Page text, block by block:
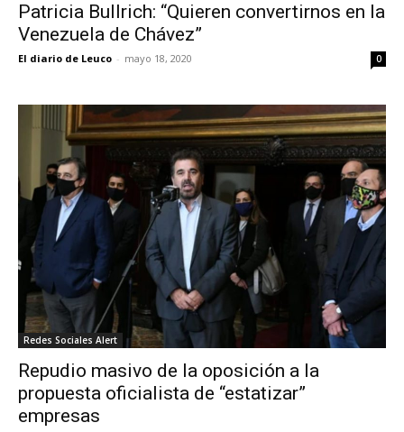
Patricia Bullrich: “Quieren convertirnos en la
Venezuela de Chávez”
El diario de Leuco - mayo 18, 2020 0
Redes Sociales Alert
Repudio masivo de la oposición a la
propuesta oficialista de “estatizar”
empresas